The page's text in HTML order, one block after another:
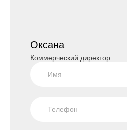
Оксана
Коммерческий директор